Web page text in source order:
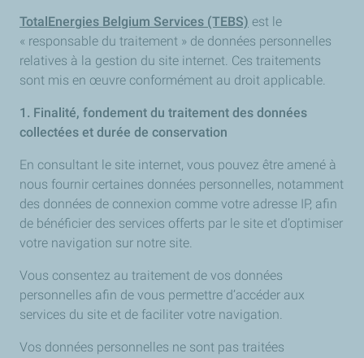
TotalEnergies Belgium Services (TEBS) est le
« responsable du traitement » de données personnelles
relatives à la gestion du site internet. Ces traitements
sont mis en œuvre conformément au droit applicable.
1. Finalité, fondement du traitement des données
collectées et durée de conservation
En consultant le site internet, vous pouvez être amené à
nous fournir certaines données personnelles, notamment
des données de connexion comme votre adresse IP, afin
de bénéficier des services offerts par le site et d’optimiser
votre navigation sur notre site.
Vous consentez au traitement de vos données
personnelles afin de vous permettre d’accéder aux
services du site et de faciliter votre navigation.
Vos données personnelles ne sont pas traitées